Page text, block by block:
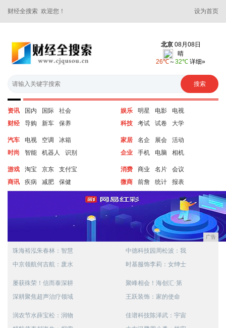
财经全搜索 欢迎您！ 设为首页
资讯 国内 国际
社会
财经
导购 新车 保养
娱乐 明星 电影
电视
科技
考试 试卷 大学
汽车 电视 空调
冰箱
时尚
智能 机器人 识别
家居 名企 展会
活动
企业
手机 电脑 相机
游戏 淘宝 京东
支付宝
商讯
疾病 减肥 保健
消费 商业 名片
会议
微商
前詹 统计 报表
广告
珠海裕泓朱春林：智慧
中京领航何吉航：废水
中德科技园周松波：我
时基服饰李莉：女绅士
屡获殊荣！信而泰深耕
深耕聚焦超声治疗领域
聚峰相会！海创汇·第
王跃装饰：家的使命
润农节水薛宝松：润物
佳谱科技陈泽武：宇宙